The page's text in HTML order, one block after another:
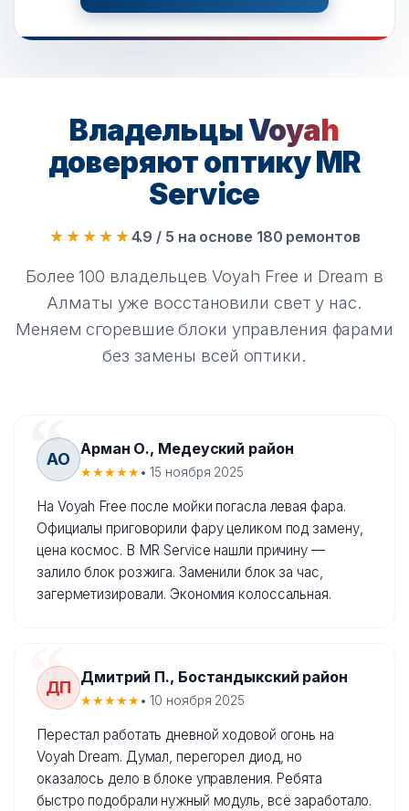
ВладельцыVoyah
доверяют оптику MR
Service
★★★★★4.9 / 5 на основе 180 ремонтов
Более 100 владельцев Voyah Free и Dream в
Алматы уже восстановили свет у нас.
Меняем сгоревшие блоки управления фарами
без замены всей оптики.
АО
Арман О., Медеуский район
★★★★★• 15 ноября 2025
На Voyah Free после мойки погасла левая фара.
Официалы приговорили фару целиком под замену,
цена космос. В MR Service нашли причину —
залило блок розжига. Заменили блок за час,
загерметизировали. Экономия колоссальная.
ДП
Дмитрий П., Бостандыкский район
★★★★★• 10 ноября 2025
Перестал работать дневной ходовой огонь на
Voyah Dream. Думал, перегорел диод, но
оказалось дело в блоке управления. Ребята
быстро подобрали нужный модуль, всё заработало.